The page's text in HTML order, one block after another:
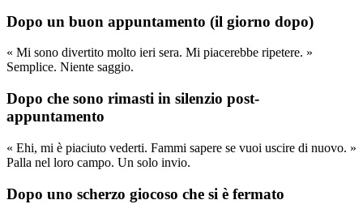
Dopo un buon appuntamento (il giorno dopo)
« Mi sono divertito molto ieri sera. Mi piacerebbe ripetere. »
Semplice. Niente saggio.
Dopo che sono rimasti in silenzio post-
appuntamento
« Ehi, mi è piaciuto vederti. Fammi sapere se vuoi uscire di nuovo. »
Palla nel loro campo. Un solo invio.
Dopo uno scherzo giocoso che si è fermato